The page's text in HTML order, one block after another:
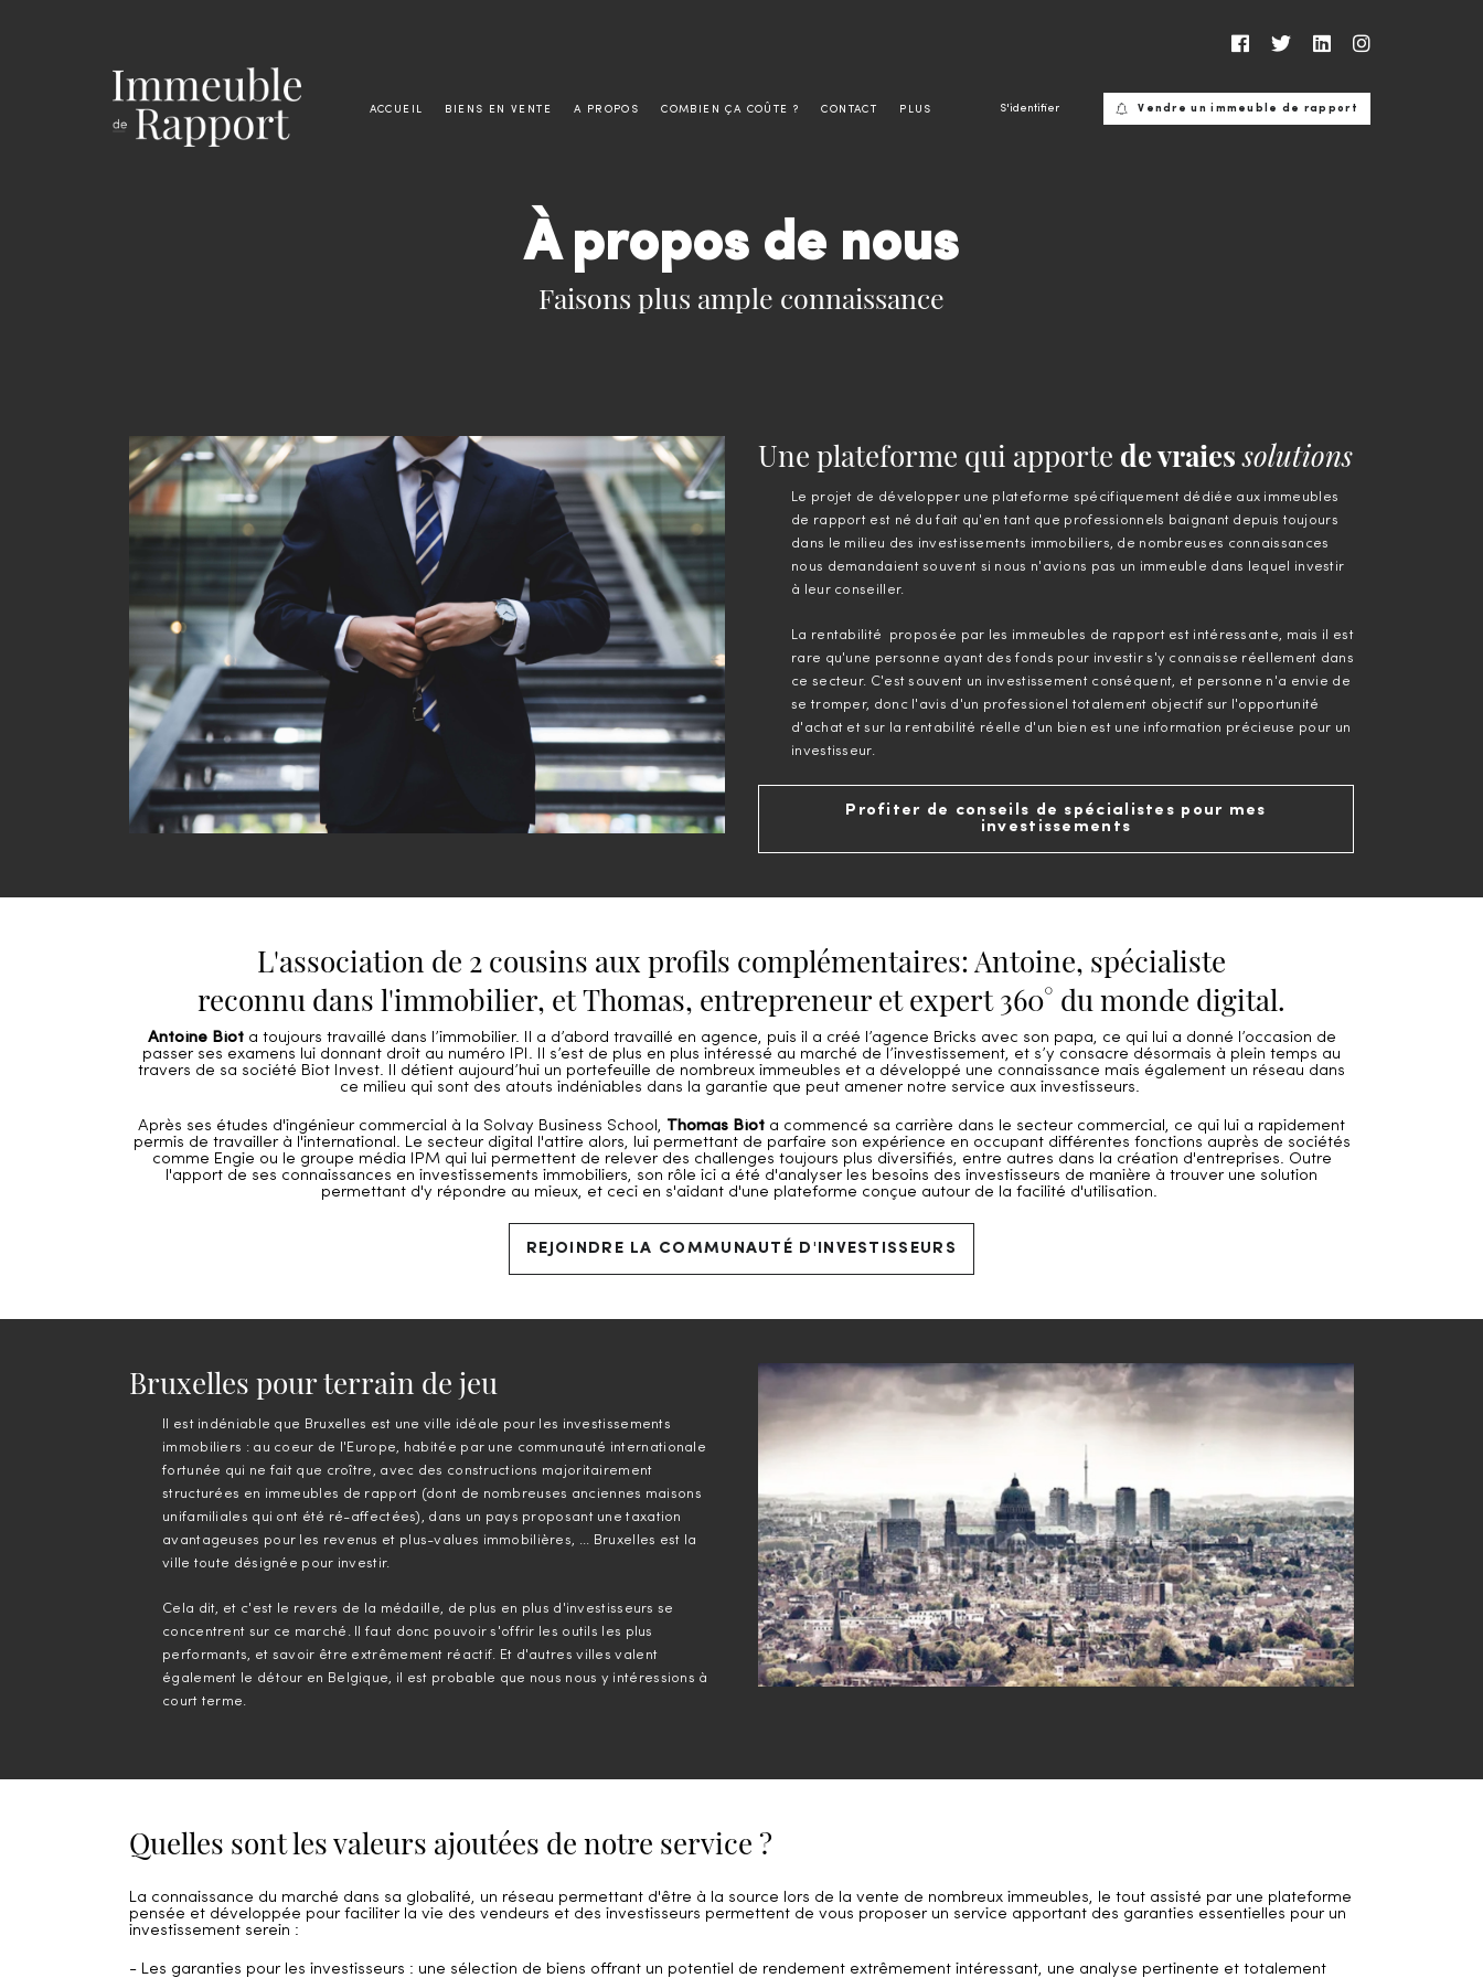
ACCUEIL BIENS EN VENTE A PROPOS COMBIEN ÇA COÛTE ? CONTACT PLUS S'identifier Vendre un immeuble de rapport
À propos de nous
Faisons plus ample connaissance
Une plateforme qui apporte de vraies solutions
Le projet de développer une plateforme spécifiquement dédiée aux immeubles
de rapport est né du fait qu'en tant que professionnels baignant depuis toujours
dans le milieu des investissements immobiliers, de nombreuses connaissances
nous demandaient souvent si nous n'avions pas un immeuble dans lequel investir
à leur conseiller.
La rentabilité proposée par les immeubles de rapport est intéressante, mais il est
rare qu'une personne ayant des fonds pour investir s'y connaisse réellement dans
ce secteur. C'est souvent un investissement conséquent, et personne n'a envie de
se tromper, donc l'avis d'un professionel totalement objectif sur l'opportunité
d'achat et sur la rentabilité réelle d'un bien est une information précieuse pour un
investisseur.
Profiter de conseils de spécialistes pour mes
investissements
L'association de 2 cousins aux profils complémentaires: Antoine, spécialiste
reconnu dans l'immobilier, et Thomas, entrepreneur et expert 360° du monde digital.
Antoine Biota toujours travaillé dans l’immobilier. Il a d’abord travaillé en agence, puis il a créé l’agence Bricks avec son papa, ce qui lui a donné l’occasion de
passer ses examens lui donnant droit au numéro IPI. Il s’est de plus en plus intéressé au marché de l’investissement, et s’y consacre désormais à plein temps au
travers de sa société Biot Invest. Il détient aujourd’hui un portefeuille de nombreux immeubles et a développé une connaissance mais également un réseau dans
ce milieu qui sont des atouts indéniables dans la garantie que peut amener notre service aux investisseurs.
Après ses études d'ingénieur commercial à la Solvay Business School, Thomas Biot a commencé sa carrière dans le secteur commercial, ce qui lui a rapidement
permis de travailler à l'international. Le secteur digital l'attire alors, lui permettant de parfaire son expérience en occupant différentes fonctions auprès de sociétés
comme Engie ou le groupe média IPM qui lui permettent de relever des challenges toujours plus diversifiés, entre autres dans la création d'entreprises. Outre
l'apport de ses connaissances en investissements immobiliers, son rôle ici a été d'analyser les besoins des investisseurs de manière à trouver une solution
permettant d'y répondre au mieux, et ceci en s'aidant d'une plateforme conçue autour de la facilité d'utilisation.
REJOINDRE LA COMMUNAUTÉ D'INVESTISSEURS
Bruxelles pour terrain de jeu
Il est indéniable que Bruxelles est une ville idéale pour les investissements
immobiliers : au coeur de l'Europe, habitée par une communauté internationale
fortunée qui ne fait que croître, avec des constructions majoritairement
structurées en immeubles de rapport (dont de nombreuses anciennes maisons
unifamiliales qui ont été ré-affectées), dans un pays proposant une taxation
avantageuses pour les revenus et plus-values immobilières, ... Bruxelles est la
ville toute désignée pour investir.
Cela dit, et c'est le revers de la médaille, de plus en plus d'investisseurs se
concentrent sur ce marché. Il faut donc pouvoir s'offrir les outils les plus
performants, et savoir être extrêmement réactif. Et d'autres villes valent
également le détour en Belgique, il est probable que nous nous y intéressions à
court terme.
Quelles sont les valeurs ajoutées de notre service ?
La connaissance du marché dans sa globalité, un réseau permettant d'être à la source lors de la vente de nombreux immeubles, le tout assisté par une plateforme
pensée et développée pour faciliter la vie des vendeurs et des investisseurs permettent de vous proposer un service apportant des garanties essentielles pour un
investissement serein :
- Les garanties pour les investisseurs : une sélection de biens offrant un potentiel de rendement extrêmement intéressant, une analyse pertinente et totalement